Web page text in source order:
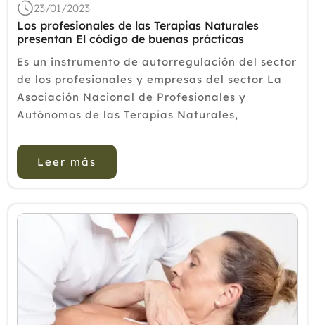
23/01/2023
Los profesionales de las Terapias Naturales
presentan El código de buenas prácticas
Es un instrumento de autorregulación del sector
de los profesionales y empresas del sector La
Asociación Nacional de Profesionales y
Autónomos de las Terapias Naturales,
intereses de los profesionales de las terapias
naturales, de sus a...
Leer más